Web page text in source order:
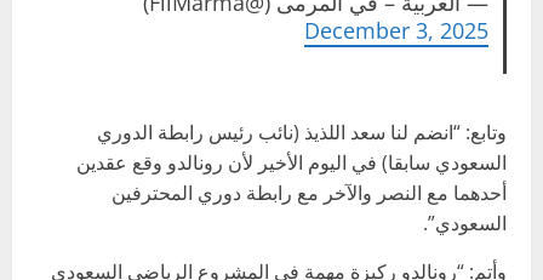
December 3, 2025
وتابع: “انضم لنا سعد اللذيذ (نائب رئيس رابطة الدوري
السعودي سابقا) في اليوم الأخير لأن رونالدو وقع عقدين
أحدهما مع النصر والآخر مع رابطة دوري المحترفين
السعودي”.
وأتم: “رونالدو ركيزة مهمة في المشروع الرياضي السعودي